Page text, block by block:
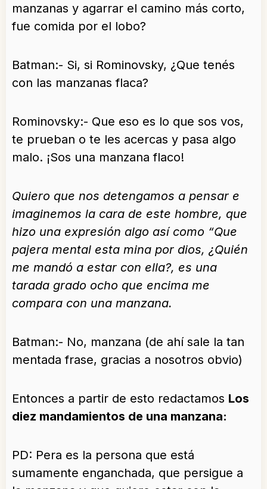
manzanas y agarrar el camino más corto,
fue comida por el lobo?
Batman:- Si, si Rominovsky, ¿Que tenés
con las manzanas flaca?
Rominovsky:- Que eso es lo que sos vos,
te prueban o te les acercas y pasa algo
malo. ¡Sos una manzana flaco!
Quiero que nos detengamos a pensar e
imaginemos la cara de este hombre, que
hizo una expresión algo así como “Que
pajera mental esta mina por dios, ¿Quién
me mandó a estar con ella?, es una
tarada grado ocho que encima me
compara con una manzana.
Batman:- No, manzana (de ahí sale la tan
mentada frase, gracias a nosotros obvio)
Entonces a partir de esto redactamos Los
diez mandamientos de una manzana:
PD: Pera es la persona que está
sumamente enganchada, que persigue a